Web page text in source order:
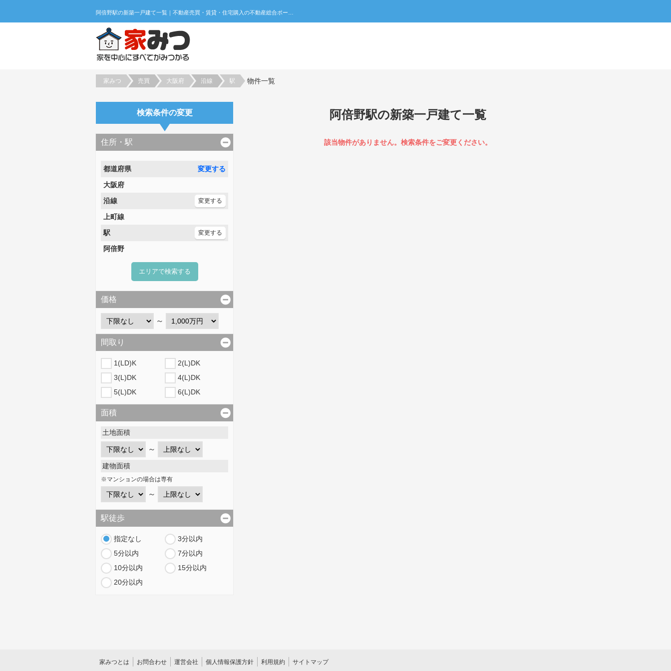
家みつ 売買 大阪府 沿線 駅 物件一覧
検索条件の変更
住所・駅
都道府県
変更する
大阪府
沿線
変更する
上町線
駅
変更する
阿倍野
エリアで検索する
価格
～
間取り
1(LD)K
2(L)DK
3(L)DK
4(L)DK
5(L)DK
6(L)DK
面積
土地面積
～
建物面積
※マンションの場合は専有
～
駅徒歩
指定なし
3分以内
5分以内
7分以内
10分以内
15分以内
20分以内
阿倍野駅の新築一戸建て一覧
該当物件がありません。検索条件をご変更ください。
家みつとは お問合わせ 運営会社 個人情報保護方針 利用規約 サイトマップ